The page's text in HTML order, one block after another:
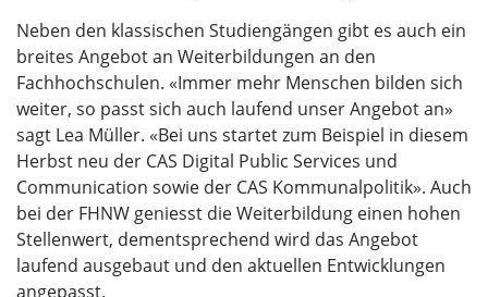
Neben den klassischen Studiengängen gibt es auch ein
breites Angebot an Weiterbildungen an den
Fachhochschulen. «Immer mehr Menschen bilden sich
weiter, so passt sich auch laufend unser Angebot an»
sagt Lea Müller. «Bei uns startet zum Beispiel in diesem
Herbst neu der CAS Digital Public Services und
Communication sowie der CAS Kommunalpolitik». Auch
bei der FHNW geniesst die Weiterbildung einen hohen
Stellenwert, dementsprechend wird das Angebot
laufend ausgebaut und den aktuellen Entwicklungen
angepasst.